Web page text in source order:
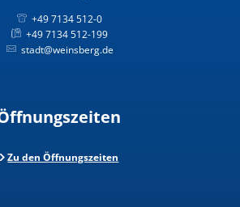
+49 7134 512-0
+49 7134 512-199
stadt@weinsberg.de
Zu den Öffnungszeiten